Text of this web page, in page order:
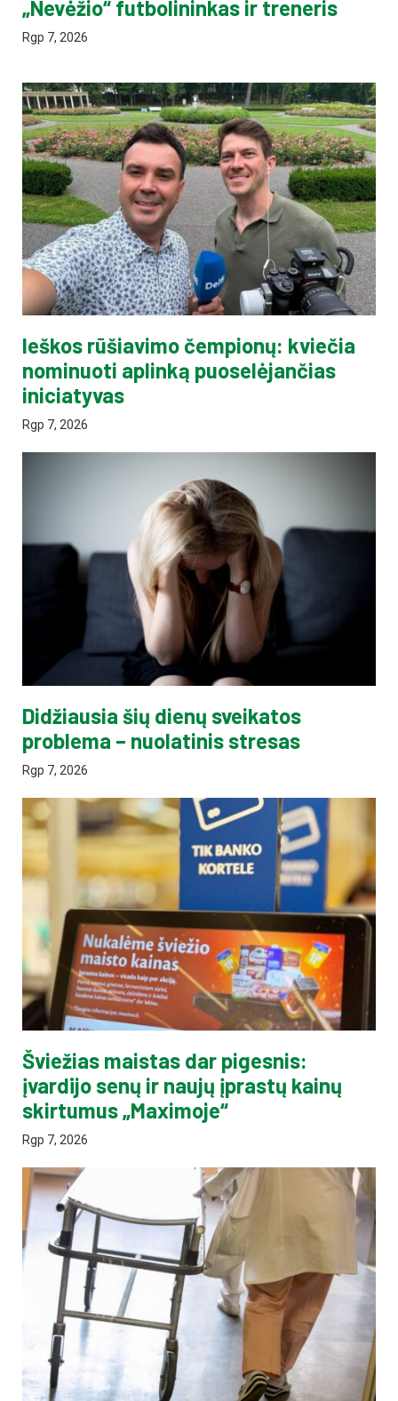
„Nevėžio“ futbolininkas ir treneris
Rgp 7, 2026
Ieškos rūšiavimo čempionų: kviečia
nominuoti aplinką puoselėjančias
iniciatyvas
Rgp 7, 2026
Didžiausia šių dienų sveikatos
problema – nuolatinis stresas
Rgp 7, 2026
Šviežias maistas dar pigesnis:
įvardijo senų ir naujų įprastų kainų
skirtumus „Maximoje“
Rgp 7, 2026